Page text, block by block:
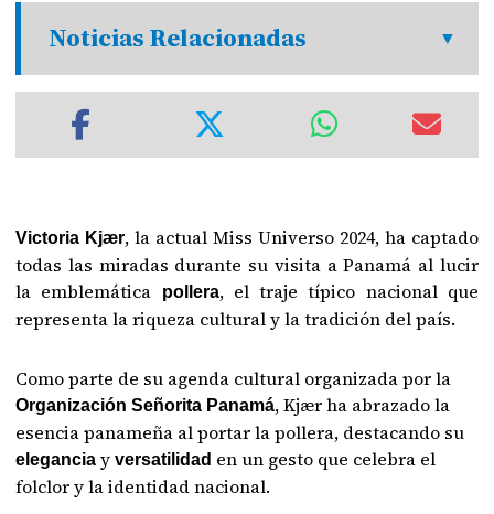
Noticias Relacionadas
Victoria Kjær, la actual Miss Universo 2024, ha captado
todas las miradas durante su visita a Panamá al lucir
la emblemática
pollera, el traje típico nacional que
representa la riqueza cultural y la tradición del país.
Como parte de su agenda cultural organizada por la
Organización Señorita Panamá, Kjær ha abrazado la
esencia panameña al portar la pollera, destacando su
eleganciayversatilidad en un gesto que celebra el
folclor y la identidad nacional.